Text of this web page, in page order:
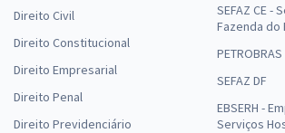
Direito Civil
Direito Constitucional
Direito Empresarial
Direito Penal
Direito Previdenciário
SEFAZ CE -
Fazenda do
PETROBRAS
SEFAZ DF
EBSERH -
Serviços